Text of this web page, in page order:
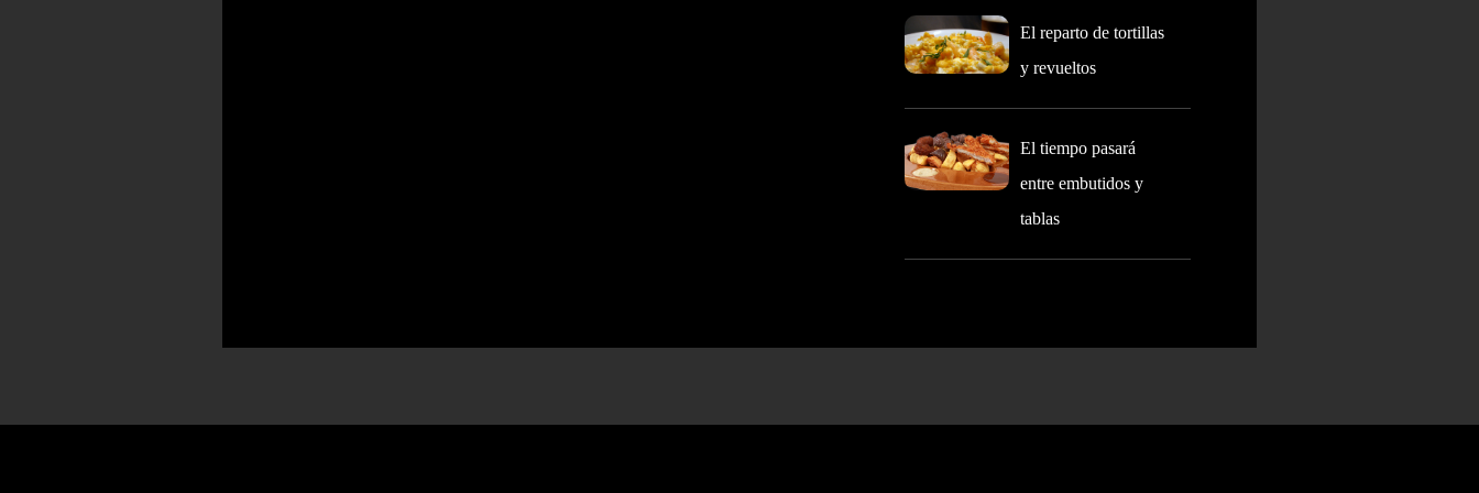
El reparto de tortillas
y revueltos
El tiempo pasará
entre embutidos y
tablas